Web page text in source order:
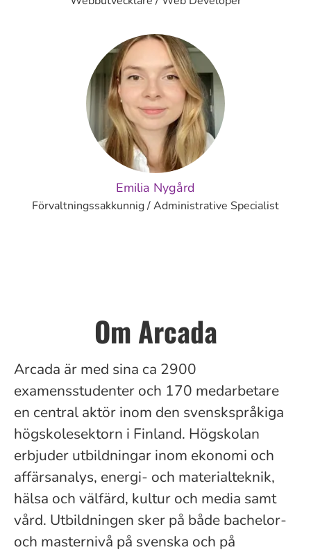
Emilia Nygård
Förvaltningssakkunnig / Administrative Specialist
Om Arcada
Arcada är med sina ca 2900
examensstudenter och 170 medarbetare
en central aktör inom den svenskspråkiga
högskolesektorn i Finland. Högskolan
erbjuder utbildningar inom ekonomi och
affärsanalys, energi- och materialteknik,
hälsa och välfärd, kultur och media samt
vård. Utbildningen sker på både bachelor-
och masternivå på svenska och på